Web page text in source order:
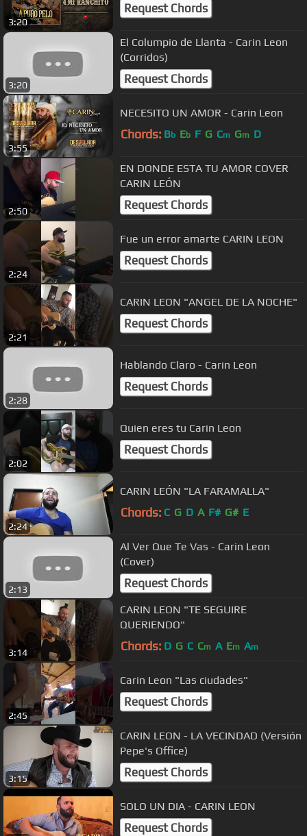
3:20
Request Chords
3:20
El Columpio de Llanta - Carin Leon
(Corridos)
Request Chords
3:55
NECESITO UN AMOR - Carin Leon
Chords: Bb Eb F G Cm Gm D
2:50
EN DONDE ESTA TU AMOR COVER
CARIN LEÓN
Request Chords
2:24
Fue un error amarte CARIN LEON
Request Chords
2:21
CARIN LEON "ANGEL DE LA NOCHE"
Request Chords
2:28
Hablando Claro - Carin Leon
Request Chords
2:02
Quien eres tu Carin Leon
Request Chords
2:24
CARIN LEÓN "LA FARAMALLA"
Chords: C G D A F# G# E
2:13
Al Ver Que Te Vas - Carin Leon
(Cover)
Request Chords
3:14
CARIN LEON "TE SEGUIRE
QUERIENDO"
Chords: D G C Cm A Em Am
2:45
Carin Leon "Las ciudades"
Request Chords
3:15
CARIN LEON - LA VECINDAD (Versión
Pepe's Office)
Request Chords
SOLO UN DIA - CARIN LEON
Request Chords